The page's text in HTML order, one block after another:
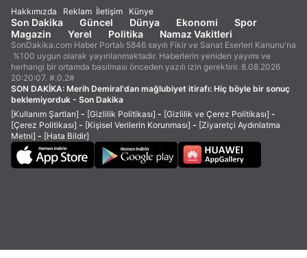
Hakkımızda Reklam İletişim Künye
Son Dakika Güncel Dünya Ekonomi
Spor
Magazin
Yerel Politika Namaz Vakitleri
SonDakika.com Haber Portalı 5846 sayılı Fikir ve Sanat Eserleri Kanunu'na
%100 uygun olarak yayınlanmaktadır. Haberlerin yeniden yayımı ve
herhangi bir ortamda basılması önceden yazılı izin gerektirir. 8.08.2026
20:20:07. #.0.2#
SON DAKİKA: Merih Demiral'dan mağlubiyet itirafı: Hiç böyle bir sonuç
beklemiyorduk - Son Dakika
[Kullanım Şartları] - [Gizlilik Politikası] - [Gizlilik ve Çerez Politikası] -
[Çerez Politikası] - [Kişisel Verilerin Korunması] - [Ziyaretçi Aydınlatma
Metni] - [Hata Bildir]